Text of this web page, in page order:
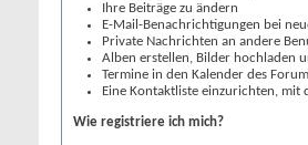
Ihre Beiträge zu ändern
E-Mail-Benachrichtigungen bei
Private Nachrichten an andere
Alben erstellen, Bilder hochladen
Termine in den Kalender des
Eine Kontaktliste einzurichten, mit
Wie registriere ich mich?